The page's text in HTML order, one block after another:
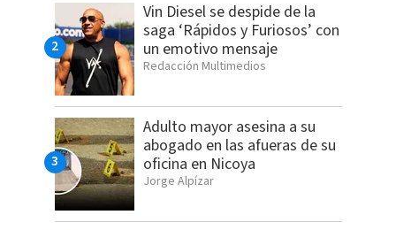
Vin Diesel se despide de la
saga ‘Rápidos y Furiosos’ con
un emotivo mensaje
Redacción Multimedios
Adulto mayor asesina a su
abogado en las afueras de su
oficina en Nicoya
Jorge Alpízar